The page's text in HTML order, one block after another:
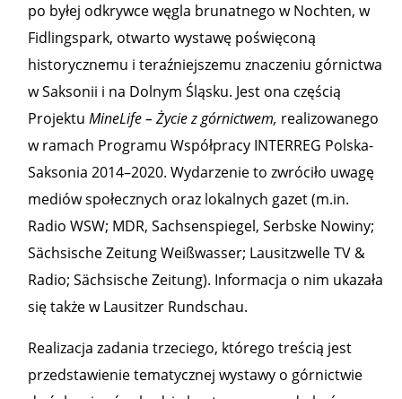
po byłej odkrywce węgla brunatnego w Nochten, w
Fidlingspark, otwarto wystawę poświęconą
historycznemu i teraźniejszemu znaczeniu górnictwa
w Saksonii i na Dolnym Śląsku. Jest ona częścią
Projektu MineLife – Życie z górnictwem, realizowanego
w ramach Programu Współpracy INTERREG Polska-
Saksonia 2014–2020. Wydarzenie to zwróciło uwagę
mediów społecznych oraz lokalnych gazet (m.in.
Radio WSW; MDR, Sachsenspiegel, Serbske Nowiny;
Sächsische Zeitung Weißwasser; Lausitzwelle TV &
Radio; Sächsische Zeitung). Informacja o nim ukazała
się także w Lausitzer Rundschau.
Realizacja zadania trzeciego, którego treścią jest
przedstawienie tematycznej wystawy o górnictwie